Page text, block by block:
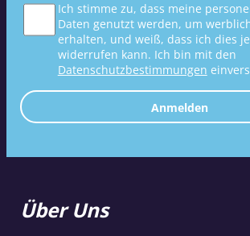
Ich stimme zu, dass meine
Daten genutzt werden, um
erhalten, und weiß, dass ich dies
widerrufen kann. Ich bin mit den
Datenschutzbestimmungen
Anmelden
Über Uns